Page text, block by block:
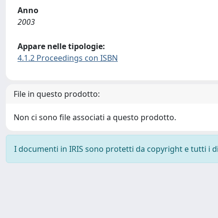
Anno
2003
Appare nelle tipologie:
4.1.2 Proceedings con ISBN
File in questo prodotto:
Non ci sono file associati a questo prodotto.
I documenti in IRIS sono protetti da copyright e tutti i